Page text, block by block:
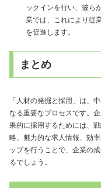
ックインを行い、彼ら
業では、これにより従
を促進します。
まとめ
「人材の発掘と採用」は、
なる重要なプロセスです。
果的に採用するためには、
略、魅力的な求人情報、効
ップを行うことで、企業の
るでしょう。